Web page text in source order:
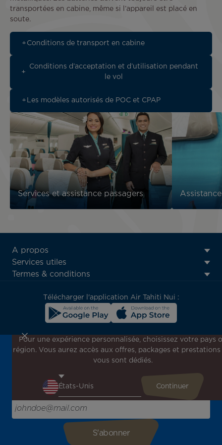
transportées en cabine, même si l’appareil est placé en
soute.
Conditions de transport en cabine
Conditions d’acceptation et d’utilisation pendant
le vol
Les modèles autorisés de POC et CPAP
Services et assistance passagers
ATN:
Footer
menu
A propos
Services utiles
Termes & conditions
Télécharger l'application Air Tahiti Nui :
Inscrivez-vous à notre newsletter !
Recevez en avant-première toutes nos offres spéciales et
l'inspiration pour votre prochain voyage !
Saisissez votre adresse e-mail ici
Pour une expérience personnalisée, choisissez votre pays
région. Vous aurez accès aux offres, packages et prestations
vous sont dédiés.